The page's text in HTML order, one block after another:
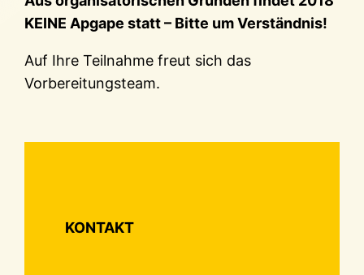
KEINE Apgape statt – Bitte um Verständnis!
Auf Ihre Teilnahme freut sich das
Vorbereitungsteam.
KONTAKT